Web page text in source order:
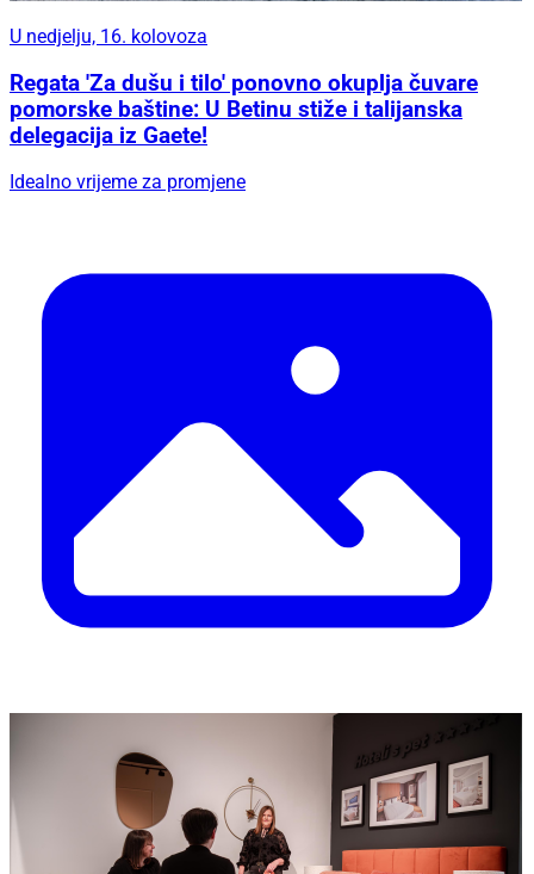
U nedjelju, 16. kolovoza
Regata 'Za dušu i tilo' ponovno okuplja čuvare
pomorske baštine: U Betinu stiže i talijanska
delegacija iz Gaete!
Idealno vrijeme za promjene